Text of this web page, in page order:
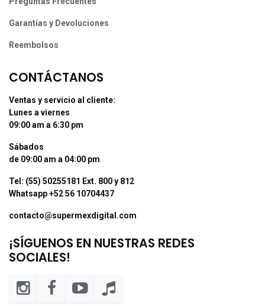
Garantías y Devoluciones
Reembolsos
CONTÁCTANOS
Ventas y servicio al cliente:
Lunes a viernes
09:00 am a 6:30 pm
Sábados
de 09:00 am a 04:00 pm
Tel: (55) 50255181 Ext. 800 y 812
Whatsapp +52 56 10704437
contacto@supermexdigital.com
¡SÍGUENOS EN NUESTRAS REDES
SOCIALES!